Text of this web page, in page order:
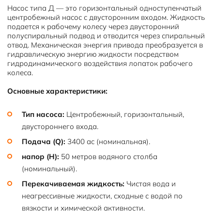
Насос типа Д — это горизонтальный одноступенчатый
центробежный насос с двусторонним входом. Жидкость
подается к рабочему колесу через двусторонний
полуспиральный подвод и отводится через спиральный
отвод. Механическая энергия привода преобразуется в
гидравлическую энергию жидкости посредством
гидродинамического воздействия лопаток рабочего
колеса.
Основные характеристики:
Тип насоса: Центробежный, горизонтальный,
двустороннего входа.
Подача (Q): 3400 ас (номинальная).
напор (H): 50 метров водяного столба
(номинальный).
Перекачиваемая жидкость: Чистая вода и
неагрессивные жидкости, сходные с водой по
вязкости и химической активности.